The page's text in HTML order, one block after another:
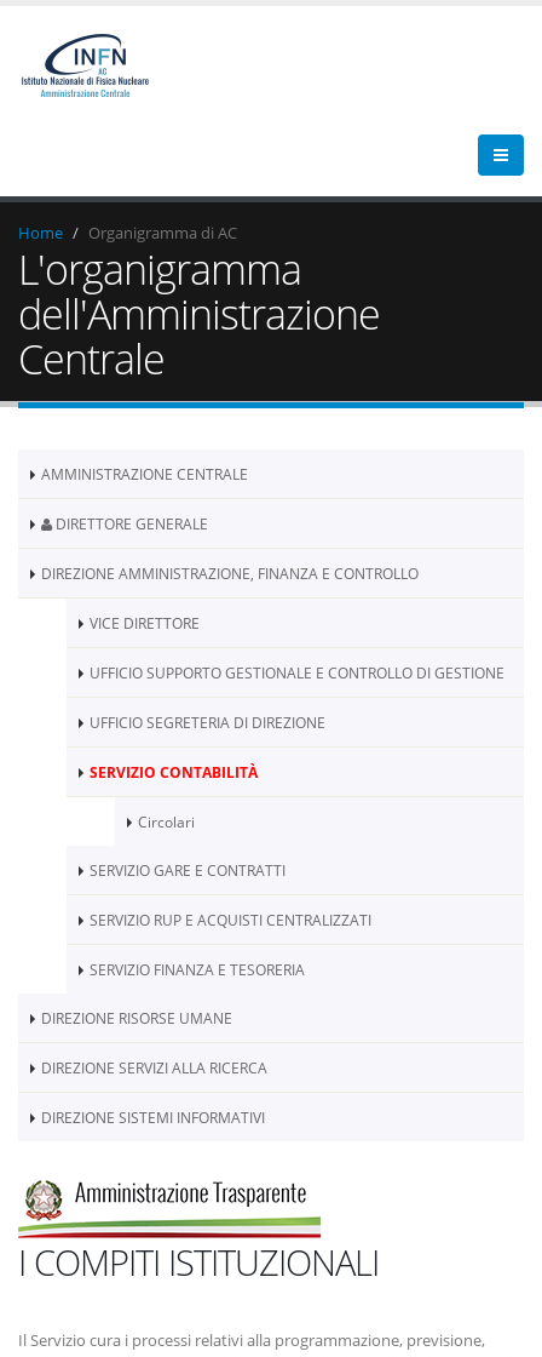
Home Organigramma di AC
L'organigramma
dell'Amministrazione
Centrale
AMMINISTRAZIONE CENTRALE
DIRETTORE GENERALE
DIREZIONE AMMINISTRAZIONE, FINANZA E CONTROLLO
VICE DIRETTORE
UFFICIO SUPPORTO GESTIONALE E CONTROLLO DI GESTIONE
UFFICIO SEGRETERIA DI DIREZIONE
SERVIZIO CONTABILITÀ
Circolari
SERVIZIO GARE E CONTRATTI
SERVIZIO RUP E ACQUISTI CENTRALIZZATI
SERVIZIO FINANZA E TESORERIA
DIREZIONE RISORSE UMANE
DIREZIONE SERVIZI ALLA RICERCA
DIREZIONE SISTEMI INFORMATIVI
I COMPITI ISTITUZIONALI
Il Servizio cura i processi relativi alla programmazione, previsione,